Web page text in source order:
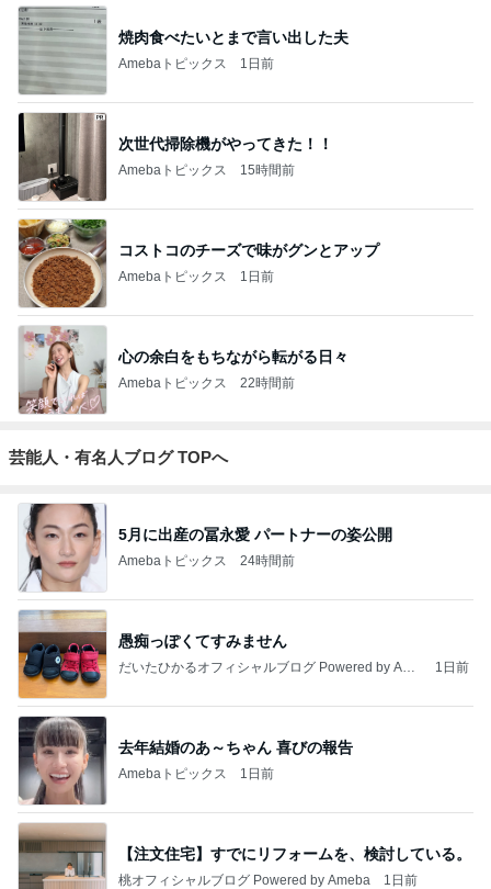
焼肉食べたいとまで言い出した夫
Amebaトピックス 1日前
次世代掃除機がやってきた！！
Amebaトピックス 15時間前
コストコのチーズで味がグンとアップ
Amebaトピックス 1日前
心の余白をもちながら転がる日々
Amebaトピックス 22時間前
芸能人・有名人ブログ TOPへ
5月に出産の冨永愛 パートナーの姿公開
Amebaトピックス 24時間前
愚痴っぽくてすみません
だいたひかるオフィシャルブログ Powered by Ame
1日前
去年結婚のあ～ちゃん 喜びの報告
Amebaトピックス 1日前
【注文住宅】すでにリフォームを、検討している。
桃オフィシャルブログ Powered by Ameba 1日前